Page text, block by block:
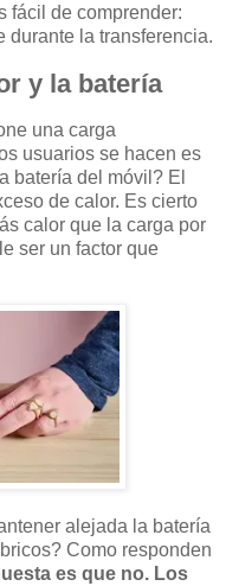
fácil de comprender:
durante la transferencia.
y la batería
una carga
usuarios se hacen es
batería del móvil? El
de calor. Es cierto
calor que la carga por
ser un factor que
alejada la batería
Como responden
es que no. Los